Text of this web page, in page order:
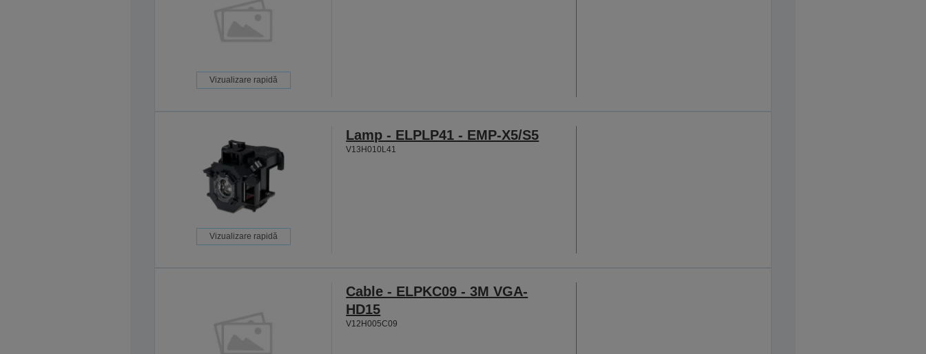
Vizualizare rapidă
Vizualizare rapidă
Lamp - ELPLP41 - EMP-X5/S5
V13H010L41
Cable - ELPKC09 - 3M VGA-
HD15
V12H005C09